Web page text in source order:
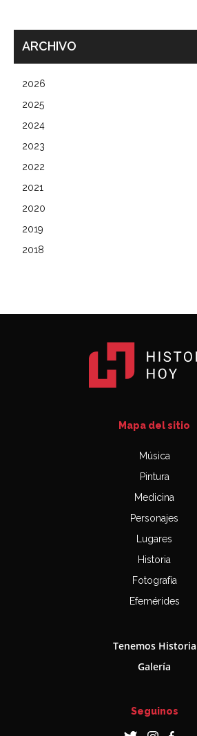
ARCHIVO
2026
2025
2024
2023
2022
2021
2020
2019
2018
Mapa del sitio
Música
Pintura
Medicina
Personajes
Lugares
Historia
Fotografía
Efemérides
Tenemos Historia
Galería
Seguinos